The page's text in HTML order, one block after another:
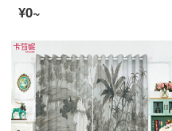
¥0~